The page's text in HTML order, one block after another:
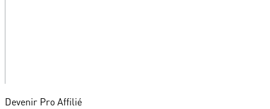
Devenir Pro Affilié